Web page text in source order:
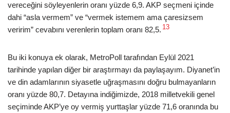
vereceğini söyleyenlerin oranı yüzde 6,9. AKP seçmeni içinde
dahi “asla vermem” ve “vermek istemem ama çaresizsem
veririm” cevabını verenlerin toplam oranı 82,5. 13
Bu iki konuya ek olarak, MetroPoll tarafından Eylül 2021
tarihinde yapılan diğer bir araştırmayı da paylaşayım. Diyanet’in
ve din adamlarının siyasetle uğraşmasını doğru bulmayanların
oranı yüzde 80,7. Detayına indiğimizde, 2018 milletvekili genel
seçiminde AKP’ye oy vermiş yurttaşlar yüzde 71,6 oranında bu